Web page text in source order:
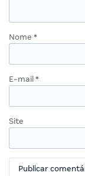
Nome *
E-mail *
Site